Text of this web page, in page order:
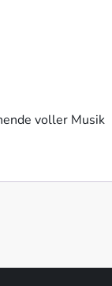
voller Musik